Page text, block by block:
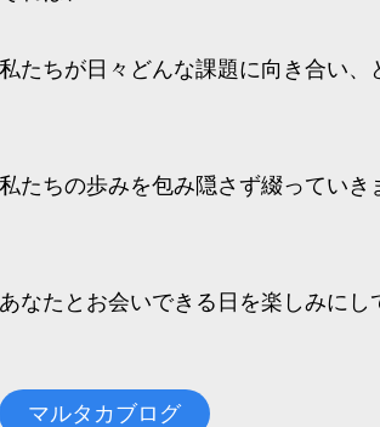
私たちが日々どんな課題に向き合い
私たちの歩みを包み隠さず綴ってい
あなたとお会いできる日を楽しみにし
マルタカブログ